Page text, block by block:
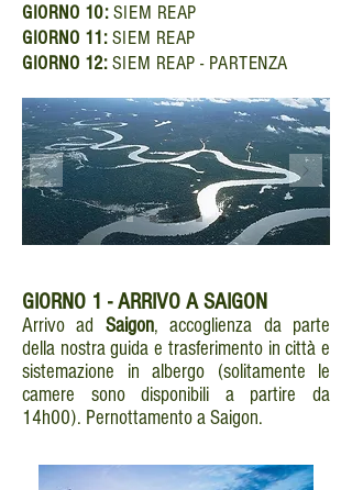
GIORNO 10:SIEM REAP
GIORNO 11:SIEM REAP
GIORNO 12:SIEM REAP - PARTENZA
GIORNO 1 - ARRIVO A SAIGON
Arrivo ad Saigon, accoglienza da parte
della nostra guida e trasferimento in città e
sistemazione in albergo (solitamente le
camere sono disponibili a partire da
14h00). Pernottamento a Saigon.